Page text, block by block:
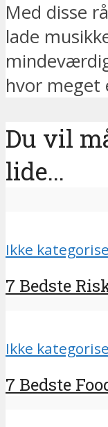
Med disse
lade
hvor meget
Du vil
lide...
Ikke
7 Bedste
Ikke
7 Bedste